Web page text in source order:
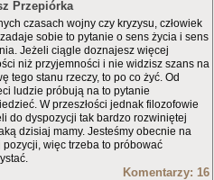
Przepiórka
czasach wojny czy kryzysu, człowiek
sobie to pytanie o sens życia i sens
Jeżeli ciągle doznajesz więcej
niż przyjemności i nie widzisz szans na
tego stanu rzeczy, to po co żyć. Od
ludzie próbują na to pytanie
W przeszłości jednak filozofowie
do dyspozycji tak bardzo rozwiniętej
dzisiaj mamy. Jesteśmy obecnie na
pozycji, więc trzeba to próbować
Komentarzy: 16